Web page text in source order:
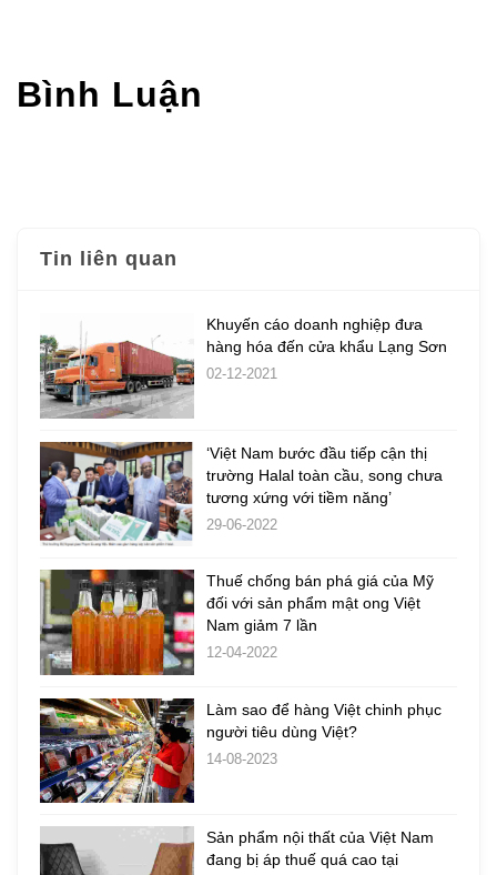
Bình Luận
Tin liên quan
Khuyến cáo doanh nghiệp đưa
hàng hóa đến cửa khẩu Lạng Sơn
02-12-2021
‘Việt Nam bước đầu tiếp cận thị
trường Halal toàn cầu, song chưa
tương xứng với tiềm năng’
29-06-2022
Thuế chống bán phá giá của Mỹ
đối với sản phẩm mật ong Việt
Nam giảm 7 lần
12-04-2022
Làm sao để hàng Việt chinh phục
người tiêu dùng Việt?
14-08-2023
Sản phẩm nội thất của Việt Nam
đang bị áp thuế quá cao tại